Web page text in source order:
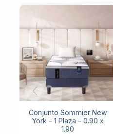
Conjunto Sommier New
York - 1 Plaza - 0.90 x
1.90